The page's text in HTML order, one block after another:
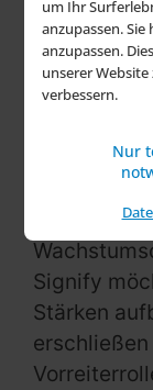
um Ihr
anzupassen.
anzupassen.
unserer
verbessern.
Nur
deshalb
mich sehr,
der
glaube
Signify
Stärken